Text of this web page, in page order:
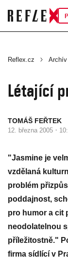
Reflex.cz Archív
Létající
TOMÁŠ FEŘTEK
12. března 2005 ·
"Jasmine je
vzdělaná
problém
poddajnost,
pro humor a cit
neodolatelnou
příležitostně."
firma sídlící v